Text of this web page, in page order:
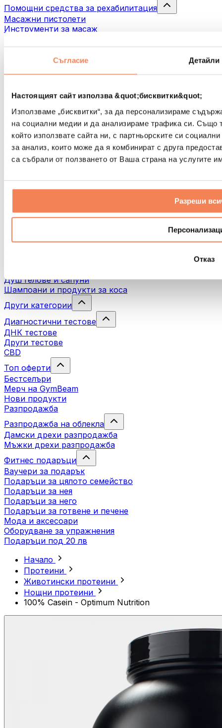
Съгласие Детайли
Настоящият сайт използва &quot;бисквитки&quot;
Използваме „бисквитки“, за да персонализираме
на социални медии и да анализираме трафика си. Също
който използвате сайта ни, с партньорските си
за анализ, които може да я комбинират с друга
са събрали от ползването от Ваша страна на услугите
Разреши
Отказ
Помощни средства за рехабилитация
Масажни пистолети
Инструменти за масаж
Други помощни средства за рехабилитация
Чанти и раници
Чанти и аксесоари за храна
Раници
Аксесоари според вида дейност
Бягане
Бойни спортове
Колоездене
Йога и пилатес
Студена терапия
Пешеходен туризъм
Филтри и кани за вода
Перилни препарати
Душ гелове и сапуни
Шампоани и продукти за коса
Други категории
Диагностични тестове
ДНК тестове
Други тестове
CBD
Топ оферти
Бестселъри
Мерч на GymBeam
Нови продукти
Разпродажба
Разпродажба на облекла
Дамски дрехи разпродажба
Мъжки дрехи разпродажба
Фитнес подаръци
Ваучери за подарък
Подаръци за цялото семейство
Подаръци за нея
Подаръци за него
Подаръци за готвене и печене
Мода и аксесоари
Оборудване за упражнения
Подаръци под 20 лв
Начало
Протеини
Животински протеини
Нощни протеини
100% Casein - Optimum Nutrition